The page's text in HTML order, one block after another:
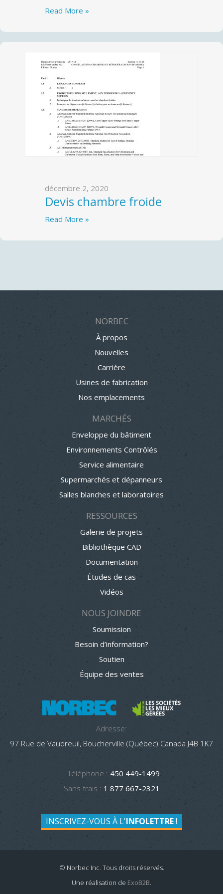
Read More »
décembre 2, 2020
Devis chambre froide
Read More »
NORBEC
À propos
Nouvelles
Carrière
Usines de fabrication
Nos emplacements
MARCHÉS
Enveloppe du bâtiment
Environnements Contrôlés
Service alimentaire
Supermarchés et dépanneurs
Salles blanches et laboratoires
RESSOURCES
Galerie de projets
Bibliothèque CAD
Documentation
Études de cas
Vidéos
NOUS JOINDRE
Soumission
Besoin d’information?
Soutien
Équipe des ventes
Adresse:
97 Rue de Vaudreuil, Boucherville (Québec) Canada J4B 1K7
Téléphone : 450 449-1499
Sans frais : 1 877 667-2321
INSCRIVEZ-VOUS À L'INFOLETTRE!
© Norbec Inc. Tous droits réservés.
Une réalisation de ExoB2B.